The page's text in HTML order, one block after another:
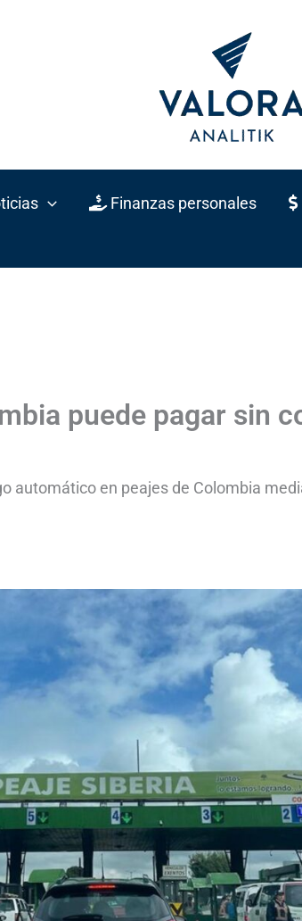
Finanzas personales
puede pagar sin
automático en peajes de Colombia